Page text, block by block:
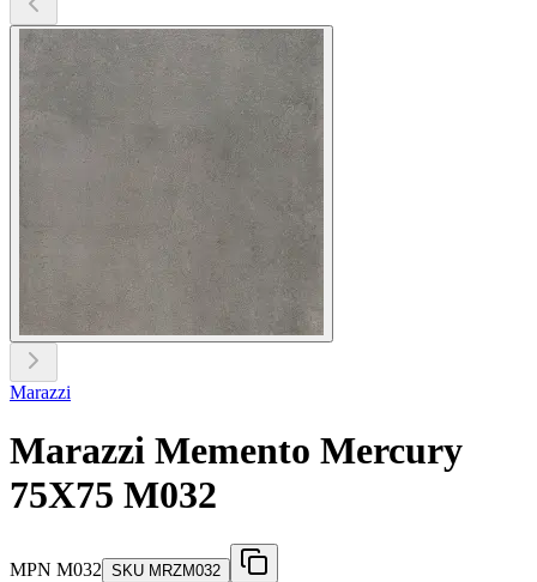
Marazzi
Marazzi Memento Mercury
75X75 M032
MPN M032 SKU MRZM032